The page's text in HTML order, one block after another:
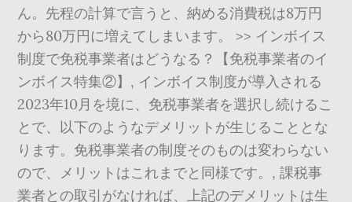
ん。先程の計算で言うと、納める消費税は8万円
から80万円に増えてしまいます。 >> インボイス
制度で免税事業者はどうなる？【免税事業者のイ
ンボイス特集②】, インボイス制度が導入される
2023年10月を境に、免税事業者を選択し続けるこ
とで、以下のようなデメリットが生じることとな
ります。免税事業者の制度そのものは変わらない
ので、メリットはこれまでと同様です。, 課税事
業者との取引がなければ、上記のデメリットは生